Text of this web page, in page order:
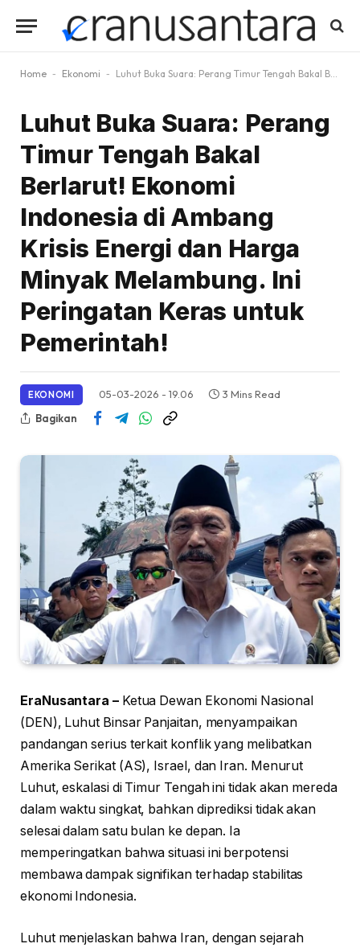
Home - Ekonomi - Luhut Buka Suara: Perang Timur Tengah Bakal Berlarut! Ekonomi Indonesia di Ambang Krisis Energi dan Harga Minyak Melambung. Ini Peringatan Keras untuk Pemerintah!
Luhut Buka Suara: Perang
Timur Tengah Bakal
Berlarut! Ekonomi
Indonesia di Ambang
Krisis Energi dan Harga
Minyak Melambung. Ini
Peringatan Keras untuk
Pemerintah!
EKONOMI 05-03-2026 - 19.06
3 Mins Read
Bagikan
EraNusantara –Ketua Dewan Ekonomi Nasional
(DEN), Luhut Binsar Panjaitan, menyampaikan
pandangan serius terkait konflik yang melibatkan
Amerika Serikat (AS), Israel, dan Iran. Menurut
Luhut, eskalasi di Timur Tengah ini tidak akan mereda
dalam waktu singkat, bahkan diprediksi tidak akan
selesai dalam satu bulan ke depan. Ia
memperingatkan bahwa situasi ini berpotensi
membawa dampak signifikan terhadap stabilitas
ekonomi Indonesia.
Luhut menjelaskan bahwa Iran, dengan sejarah